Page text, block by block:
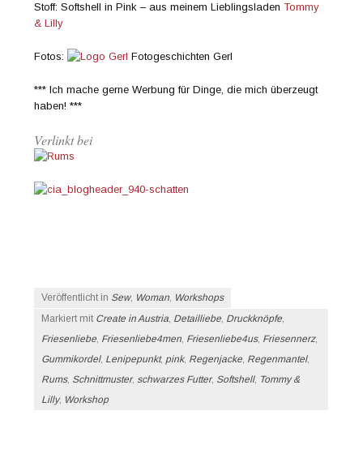
Stoff: Softshell in Pink – aus meinem LieblingsladenTommy
& Lilly
Fotos: Fotogeschichten Gerl
*** Ich mache gerne Werbung für Dinge, die mich überzeugt
haben! ***
Verlinkt bei
Veröffentlicht in Sew, Woman Workshops
Markiert mit Create in Austria Detailliebe Druckknöpfe
Friesenliebe Friesenliebe4men Friesenliebe4us, Friesennerz,
Gummikordel, Lenipepunkt, pink, Regenjacke Regenmantel,
Rums, Schnittmuster, schwarzes Futter, Softshell, Tommy &
Lilly, Workshop